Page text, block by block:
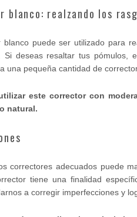
blanco: realzando los
blanco puede ser utilizado para
. Si deseas resaltar tus
una pequeña cantidad de
este corrector con
natural.
correctores adecuados puede
tiene una finalidad
a corregir imperfecciones y